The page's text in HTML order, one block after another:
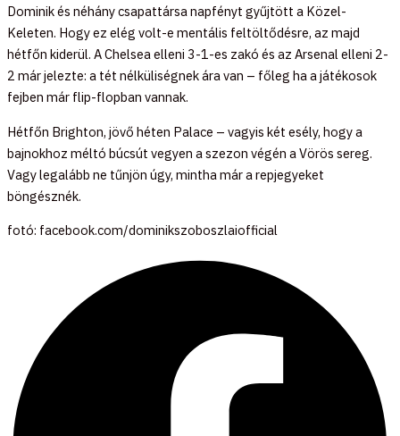
Dominik és néhány csapattársa napfényt gyűjtött a Közel-
Keleten. Hogy ez elég volt-e mentális feltöltődésre, az majd
hétfőn kiderül. A Chelsea elleni 3-1-es zakó és az Arsenal elleni 2-
2 már jelezte: a tét nélküliségnek ára van – főleg ha a játékosok
fejben már flip-flopban vannak.
Hétfőn Brighton, jövő héten Palace – vagyis két esély, hogy a
bajnokhoz méltó búcsút vegyen a szezon végén a Vörös sereg.
Vagy legalább ne tűnjön úgy, mintha már a repjegyeket
böngésznék.
fotó: facebook.com/dominikszoboszlaiofficial